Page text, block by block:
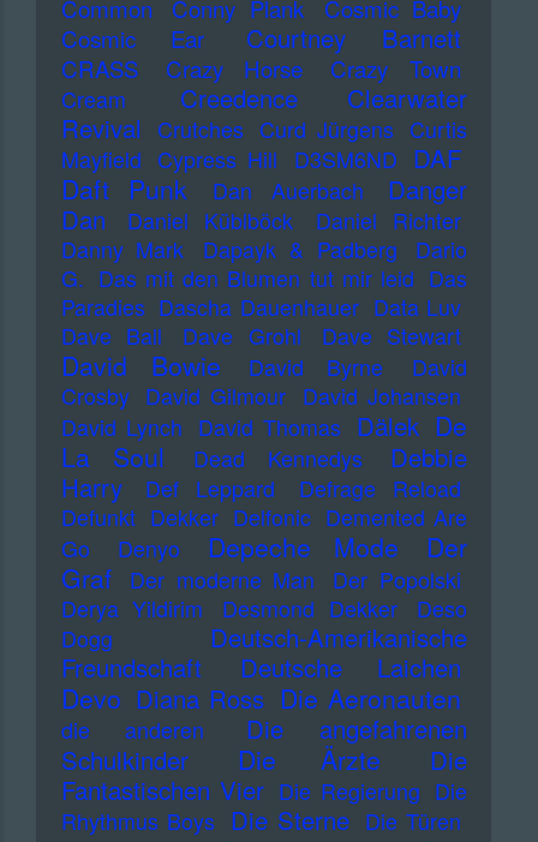
Common
Conny Plank
Cosmic Baby
Cosmic Ear
Courtney Barnett
CRASS Crazy Horse Crazy Town
Cream
Creedence Clearwater
Revival
Crutches Curd Jürgens Curtis
Mayfield Cypress Hill D3SM6ND DAF
Daft Punk Dan Auerbach
Danger
Dan
Daniel Küblböck
Daniel Richter
Danny Mark
Dapayk & Padberg
Dario
G. Das mit den Blumen tut mir leid Das
Paradies Dascha Dauenhauer Data Luv
Dave Ball
Dave Grohl Dave Stewart
David Bowie David Byrne
David
Crosby David Gilmour David Johansen
David Lynch David Thomas Dälek De
La Soul
Dead Kennedys
Debbie
Harry
Def Leppard
Defrage Reload
Defunkt Dekker Delfonic Demented Are
Go
Denyo Depeche Mode
Der
Graf
Der moderne Man
Der Popolski
Derya Yildirim
Desmond Dekker
Deso
Dogg
Deutsch-Amerikanische
Freundschaft
Deutsche Laichen
Devo Diana Ross Die Aeronauten
die anderen
Die angefahrenen
Schulkinder
Die Ärzte
Die
Fantastischen Vier Die Regierung Die
Rhythmus Boys Die Sterne Die Türen